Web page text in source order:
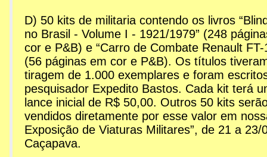
D) 50 kits de militaria contendo os livros
no Brasil - Volume I - 1921/1979” (248
cor e P&B) e “Carro de Combate Renault FT-
(56 páginas em cor e P&B). Os títulos
tiragem de 1.000 exemplares e foram
pesquisador Expedito Bastos. Cada kit terá
lance inicial de R$ 50,00. Outros 50 kits
vendidos diretamente por esse valor em
Exposição de Viaturas Militares”, de 21 a 23/
Caçapava.